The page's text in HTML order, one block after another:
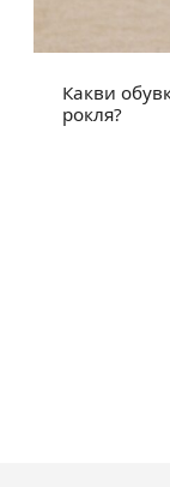
Какви
рокля?